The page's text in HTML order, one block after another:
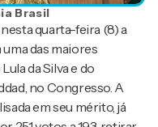
Brasil
quarta-feira (8) a
das maiores
da Silva e do
no Congresso. A
em seu mérito, já